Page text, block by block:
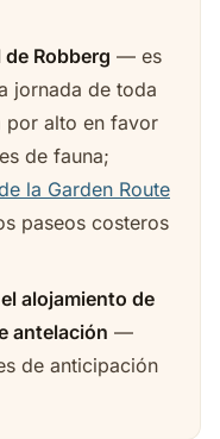
de Robberg — es
jornada de toda
por alto en favor
de fauna;
la Garden Route
paseos costeros
alojamiento de
antelación —
de anticipación